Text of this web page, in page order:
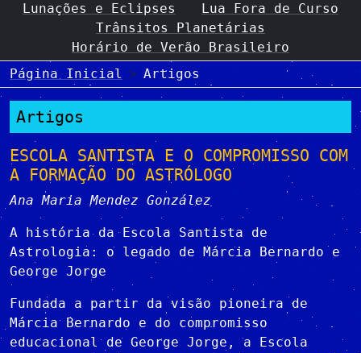
Lunações e Eclipses
Lua Fora de Curso
Trânsitos Planetárias
Horário de Verão Brasileiro
Página Inicial
Artigos
Artigos
ESCOLA SANTISTA E O COMPROMISSO COM
A FORMAÇÃO DO ASTRÓLOGO
Ana Maria Mendez González
A história da Escola Santista de
Astrologia: o legado de Márcia Bernardo e
George Jorge
Fundada a partir da visão pioneira de
Márcia Bernardo e do compromisso
educacional de George Jorge, a Escola